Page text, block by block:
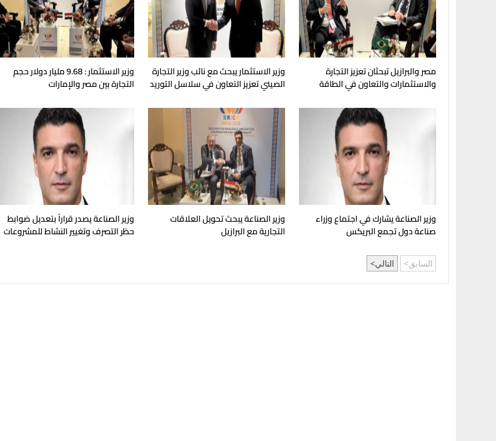
مصر والبرازيل تبحثان تعزيز التجارة
والاستثمارات والتعاون في الطاقة
وزير الاستثمار يبحث مع نائب وزير التجارة
الصيني تعزيز التعاون في سلاسل التوريد
والاستثمارات
وزير الاستثمار : 9.68 مليار دولار حجم
التجارة بين مصر والإمارات
وزير الصناعة يشارك في اجتماع وزراء
صناعة دول تجمع البريكس
وزير الصناعة يبحث تحويل العلاقات
التجارية مع البرازيل
وزير الصناعة يصدر قراراً بتعديل ضوابط
حظر التصرف وتغيير النشاط للمشروعات
الصناعية المتعثرة
السابق التالي